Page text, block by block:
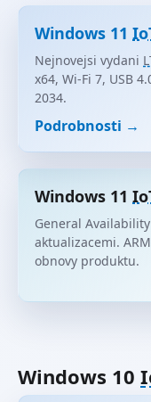
Windows 11
Nejnovejsi vydani
x64, Wi-Fi 7, USB
2034.
Podrobnosti →
Windows 11
General
aktualizacemi.
obnovy produktu.
Windows 10